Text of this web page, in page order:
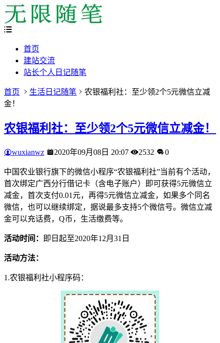
首页
建站交流
站长个人日记随笔
首页 生活日记随笔
农银福利社：至少领2个5元微信立减
金！
农银福利社：至少领2个5元微信立减金！
wuxianwz 2020年09月08日 20:07 2532 0
中国农业银行旗下的微信小程序“农银福利社”当前有个活动，
首次绑定广西分行借记卡（含电子账户）即可获得5元微信立
减金，首次支付0.01元，再得5元微信立减金，如果多个同名
微信，也可以继续绑定，据说最多支持5个微信号。微信立减
金可以充话费，Q币，生活缴费等。
活动时间： 即日起至2020年12月31日
活动方法：
1.农银福利社小程序码：